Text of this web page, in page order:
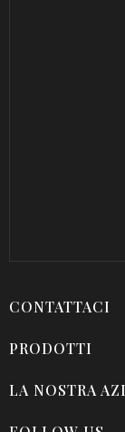
CONTATTACI
PRODOTTI
LA NOSTRA